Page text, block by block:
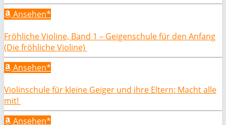
Ansehen*
Fröhliche Violine, Band 1 – Geigenschule für den Anfang
(Die fröhliche Violine)
Ansehen*
Violinschule für kleine Geiger und ihre Eltern: Macht alle
mit!
Ansehen*